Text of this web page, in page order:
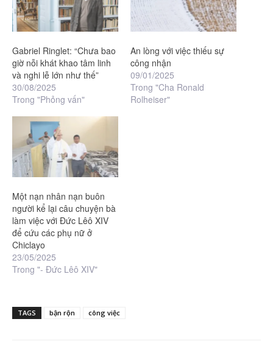
Gabriel Ringlet: “Chưa bao
giờ nỗi khát khao tâm linh
và nghi lễ lớn như thế”
30/08/2025
Trong "Phỏng vấn"
An lòng với việc thiếu sự
công nhận
09/01/2025
Trong "Cha Ronald
Rolheiser"
Một nạn nhân nạn buôn
người kể lại câu chuyện bà
làm việc với Đức Lêô XIV
để cứu các phụ nữ ở
Chiclayo
23/05/2025
Trong "- Đức Lêô XIV"
TAGS bận rộn công việc